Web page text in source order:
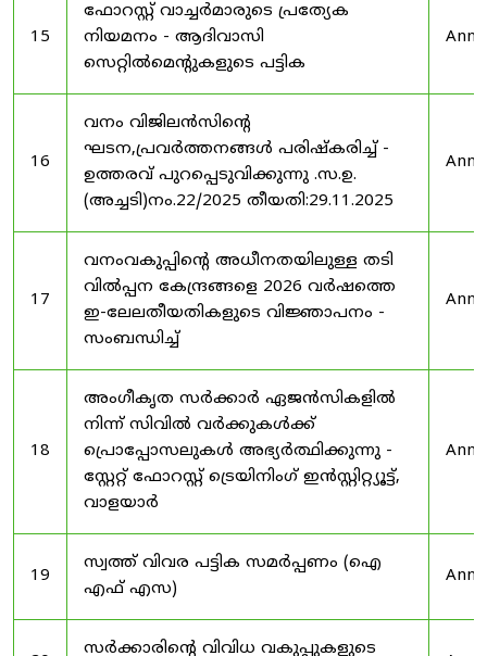
15
ഫോറസ്റ്റ് വാച്ചർമാരുടെ പ്രത്യേക
നിയമനം - ആദിവാസി
സെറ്റിൽമെന്റുകളുടെ പട്ടിക
16
വനം വിജിലൻസിന്റെ
ഘടന,പ്രവർത്തനങ്ങൾ പരിഷ്കരിച്ച് -
ഉത്തരവ് പുറപ്പെടുവിക്കുന്നു .സ.ഉ.
(അച്ചടി)നം.22/2025 തീയതി:29.11.2025
17
വനംവകുപ്പിന്റെ അധീനതയിലുള്ള തടി
വിൽപ്പന കേന്ദ്രങ്ങളെ 2026 വർഷത്തെ
ഇ-ലേലതീയതികളുടെ വിജ്ഞാപനം -
സംബന്ധിച്ച്
18
അംഗീകൃത സർക്കാർ ഏജൻസികളിൽ
നിന്ന് സിവിൽ വർക്കുകൾക്ക്
പ്രൊപ്പോസലുകൾ അഭ്യർത്ഥിക്കുന്നു -
സ്റ്റേറ്റ് ഫോറസ്റ്റ് ട്രെയിനിംഗ് ഇൻസ്റ്റിറ്റ്യൂട്ട്,
വാളയാർ
19
സ്വത്ത് വിവര പട്ടിക സമർപ്പണം (ഐ
എഫ് എസ)
സർക്കാരിന്റെ വിവിധ വകുപ്പുകളുടെ